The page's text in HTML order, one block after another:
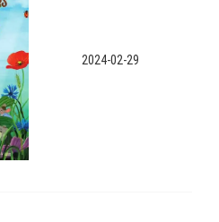
2024-02-29